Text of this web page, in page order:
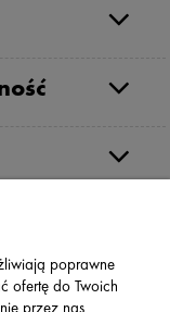
poprawne
ofertę do Twoich
przez nas